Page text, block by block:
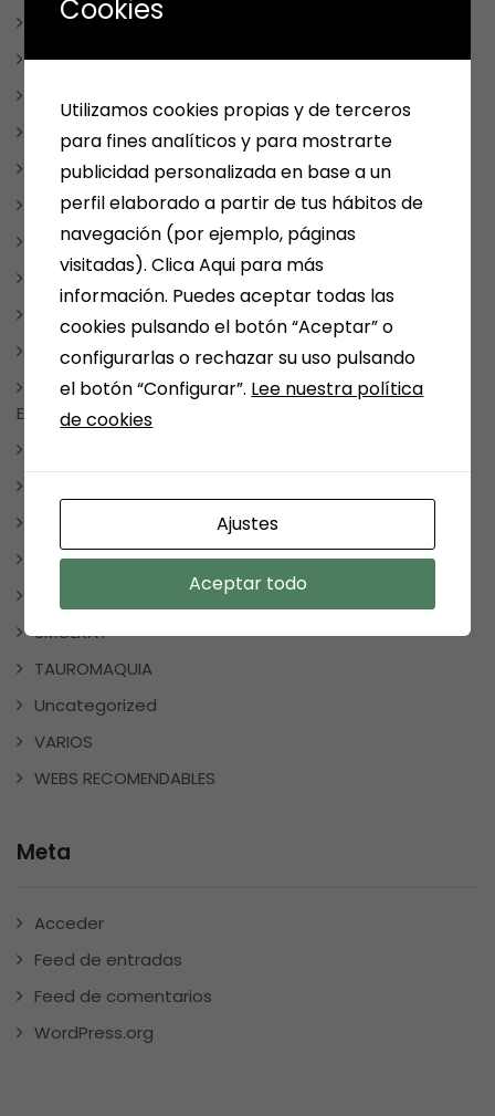
ESCRITORES MEDINENSES Y AFINES
JUEGOS
LIBROS DE COCINA
LIBROS DE TEXTO
LIBROS INFANTILES Y JUVENILES
LITERATURA FANTÁSTICA
LITERATURA ROMÁNTICA
MANGA Y COMIC
MEDINA DEL CAMPO
NOTICIAS, FRASES, CURIOSIDADES, EVENTOS, DÍAS
ESPECIALES
REGALOS
REGALOSPERSONALIZADOS
SMOLKAY
TAUROMAQUIA
Uncategorized
VARIOS
WEBS RECOMENDABLES
Meta
Acceder
Feed de entradas
Feed de comentarios
WordPress.org
Cookies
Utilizamos cookies propias y de terceros
para fines analíticos y para mostrarte
publicidad personalizada en base a un
perfil elaborado a partir de tus hábitos de
navegación (por ejemplo, páginas
visitadas). Clica Aqui para más
información. Puedes aceptar todas las
cookies pulsando el botón “Aceptar” o
configurarlas o rechazar su uso pulsando
el botón “Configurar”. Lee nuestra política
de cookies
Ajustes
Aceptar todo